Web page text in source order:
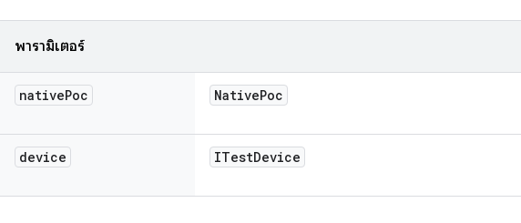
พารามิเตอร์
nativePoc NativePoc
device ITestDevice